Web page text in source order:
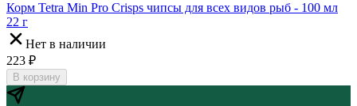
Корм Tetra Min Pro Crisps чипсы для всех видов рыб - 100 мл
22 г
Нет в наличии
223 ₽
В корзину